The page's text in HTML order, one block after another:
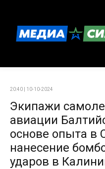
20:40 | 10-10-2024
Экипажи
авиации
основе опыта в
нанесение
ударов в